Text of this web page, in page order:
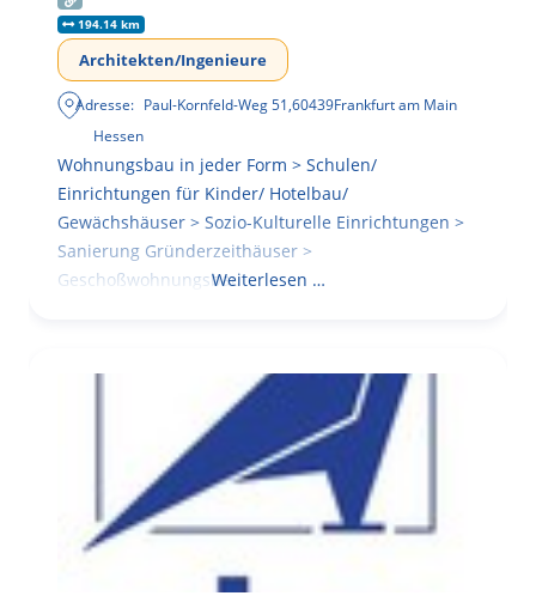
194.14 km
Architekten/Ingenieure
Adresse: Paul-Kornfeld-Weg 51,60439Frankfurt am Main
Hessen
Wohnungsbau in jeder Form > Schulen/
Einrichtungen für Kinder/ Hotelbau/
Gewächshäuser > Sozio-Kulturelle Einrichtungen >
Sanierung Gründerzeithäuser >
GeschoßwohnungsbauWeiterlesen …